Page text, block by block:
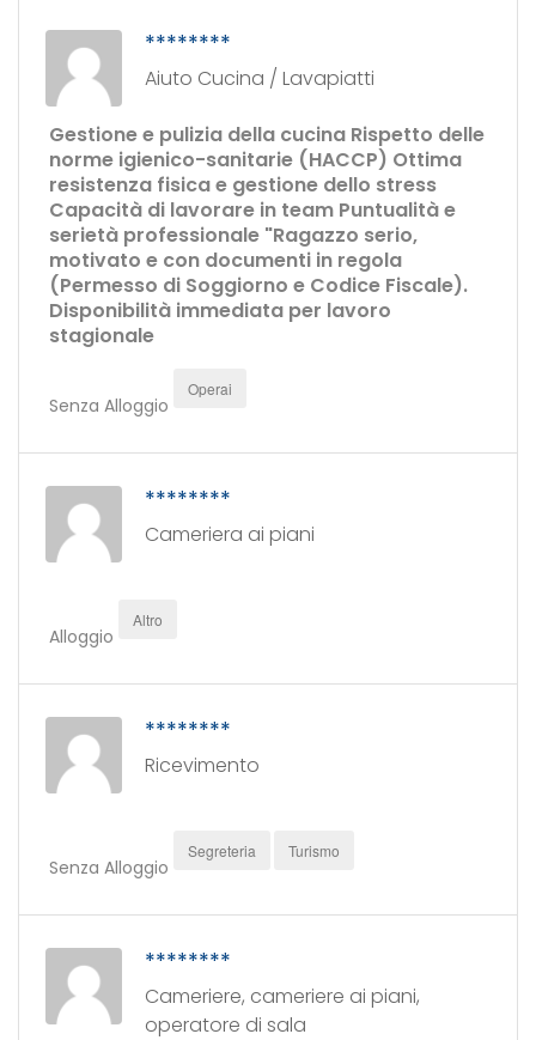
********
Aiuto Cucina / Lavapiatti
Gestione e pulizia della cucina Rispetto delle
norme igienico-sanitarie (HACCP) Ottima
resistenza fisica e gestione dello stress
Capacità di lavorare in team Puntualità e
serietà professionale "Ragazzo serio,
motivato e con documenti in regola
(Permesso di Soggiorno e Codice Fiscale).
Disponibilità immediata per lavoro
stagionale
Senza Alloggio
Operai
********
Cameriera ai piani
Alloggio
Altro
********
Ricevimento
Senza Alloggio
Segreteria Turismo
********
Cameriere, cameriere ai piani,
operatore di sala